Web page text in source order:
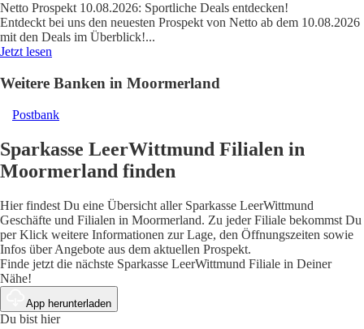
Netto Prospekt 10.08.2026: Sportliche Deals entdecken!
Entdeckt bei uns den neuesten Prospekt von Netto ab dem 10.08.2026
mit den Deals im Überblick!...
Jetzt lesen
Weitere Banken in Moormerland
Postbank
Sparkasse LeerWittmund Filialen in
Moormerland finden
Hier findest Du eine Übersicht aller Sparkasse LeerWittmund
Geschäfte und Filialen in Moormerland. Zu jeder Filiale bekommst Du
per Klick weitere Informationen zur Lage, den Öffnungszeiten sowie
Infos über Angebote aus dem aktuellen Prospekt.
Finde jetzt die nächste Sparkasse LeerWittmund Filiale in Deiner
Nähe!
App herunterladen
Du bist hier